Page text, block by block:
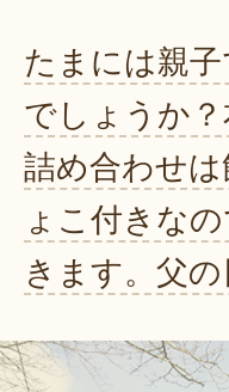
たまには親
でしょうか
詰め合わせ
ょこ付きな
きます。父